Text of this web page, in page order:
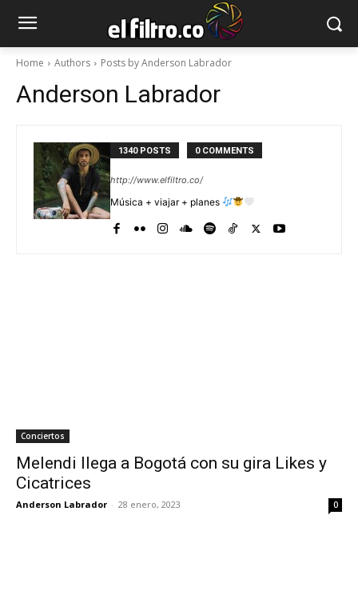
Home Authors Posts by Anderson Labrador
Anderson Labrador
1340 POSTS 0 COMMENTS
http://www.elfiltro.co/
Música + viajar + planes
Conciertos
Melendi llega a Bogotá con su gira Likes y
Cicatrices
Anderson Labrador - 28 enero, 2023 0